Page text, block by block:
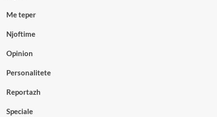
Me teper
Njoftime
Opinion
Personalitete
Reportazh
Speciale